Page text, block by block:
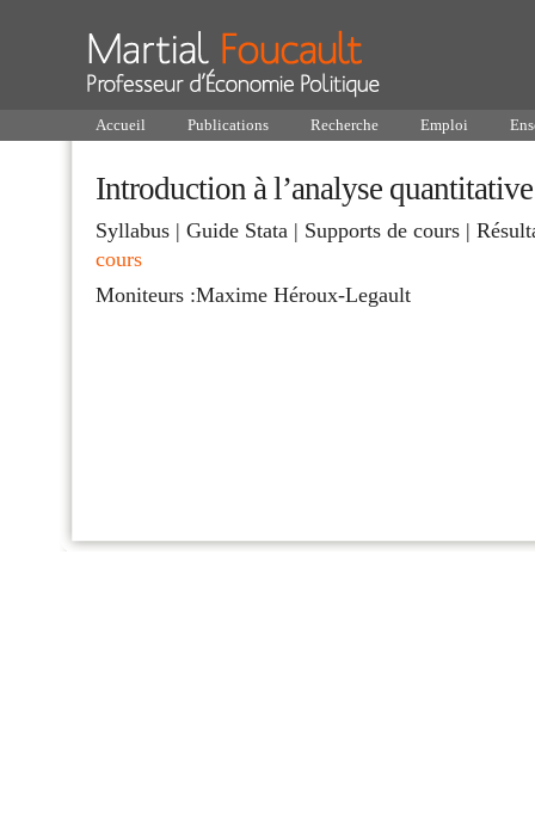
Accueil Publications Recherche Emploi
Introduction à l’analyse
Syllabus | Guide Stata | Supports de cours |
cours
Moniteurs :Maxime Héroux-Legault